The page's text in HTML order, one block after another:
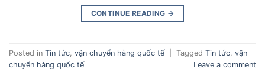
CONTINUE READING →
Posted in Tin tức, vận chuyển hàng quốc tế Tagged Tin tức, vận
chuyển hàng quốc tế
Leave a comment